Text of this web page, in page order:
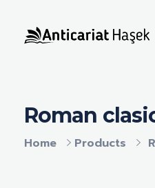
Home Products
Roman